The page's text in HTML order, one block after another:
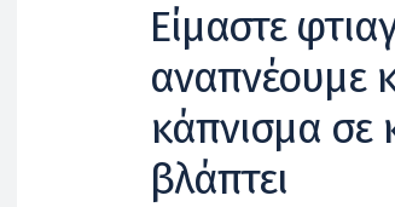
Είμαστε
αναπνέουμε
κάπνισμα
βλάπτει